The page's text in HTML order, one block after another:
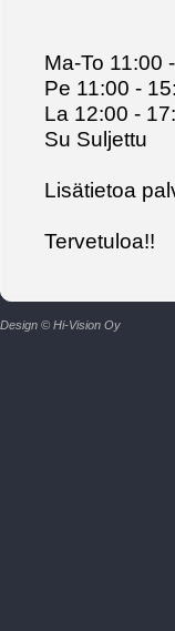
Ma-To 11:00
Pe 11:00 -
La 12:00 -
Su Suljettu
Lisätietoa
Tervetuloa!!
Design © Hi-Vision Oy